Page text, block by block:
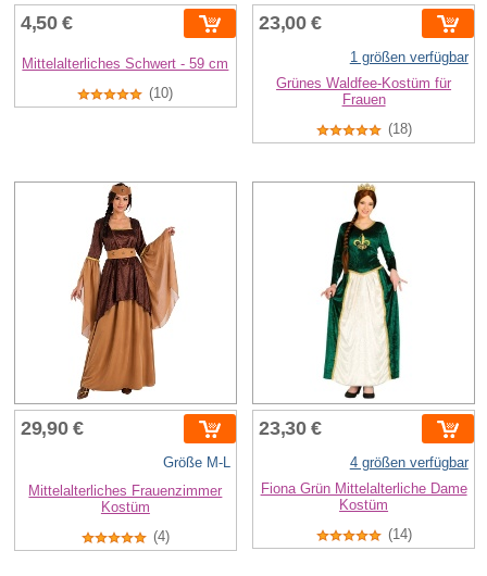
4,50 €
Mittelalterliches Schwert - 59 cm
(10)
23,00 €
1 größen verfügbar
Grünes Waldfee-Kostüm für
Frauen
(18)
29,90 €
Größe M-L
Mittelalterliches Frauenzimmer
Kostüm
(4)
23,30 €
4 größen verfügbar
Fiona Grün Mittelalterliche Dame
Kostüm
(14)